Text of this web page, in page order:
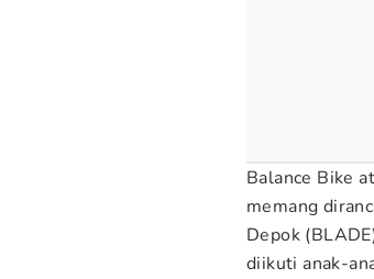
Balance Bike
memang
Depok
diikuti anak-